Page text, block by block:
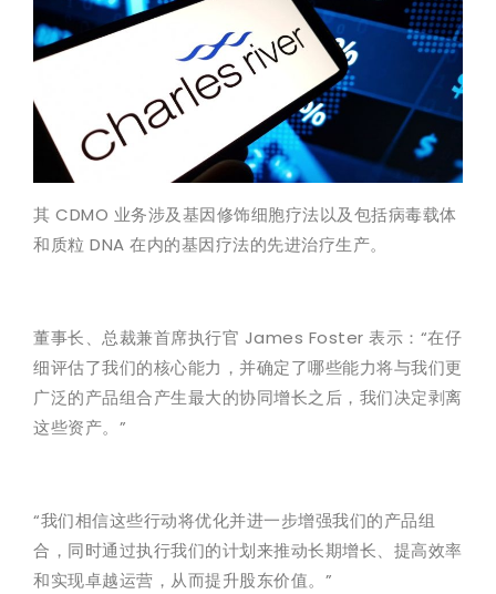
其 CDMO 业务涉及基因修饰细胞疗法以及包括病毒载体
和质粒 DNA 在内的基因疗法的先进治疗生产。
董事长、总裁兼首席执行官 James Foster 表示：“在仔
细评估了我们的核心能力，并确定了哪些能力将与我们更
广泛的产品组合产生最大的协同增长之后，我们决定剥离
这些资产。”
“我们相信这些行动将优化并进一步增强我们的产品组
合，同时通过执行我们的计划来推动长期增长、提高效率
和实现卓越运营，从而提升股东价值。”